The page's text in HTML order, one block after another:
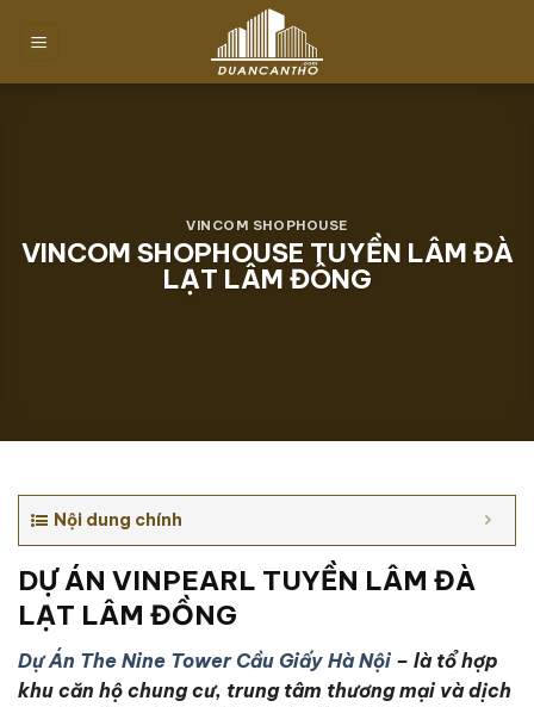
đến
VINCOM SHOPHOUSE
VINCOM SHOPHOUSE TUYỀN LÂM ĐÀ
LẠT LÂM ĐÔNG
Nội dung chính
DỰ ÁN VINPEARL TUYỀN LÂM ĐÀ
LẠT LÂM ĐỒNG
Dự Án The Nine Tower Cầu Giấy Hà Nội – là tổ hợp
khu căn hộ chung cư, trung tâm thương mại và dịch